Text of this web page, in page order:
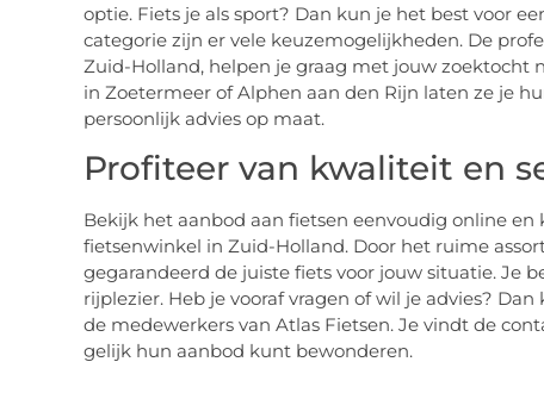
optie. Fiets je als sport? Dan kun je het best voor
categorie zijn er vele keuzemogelijkheden. De
Zuid-Holland, helpen je graag met jouw zoektocht
in Zoetermeer of Alphen aan den Rijn laten ze je
persoonlijk advies op maat.
Profiteer van kwaliteit en
Bekijk het aanbod aan fietsen eenvoudig online en
fietsenwinkel in Zuid-Holland. Door het ruime
gegarandeerd de juiste fiets voor jouw situatie. Je
rijplezier. Heb je vooraf vragen of wil je advies?
de medewerkers van Atlas Fietsen. Je vindt de
gelijk hun aanbod kunt bewonderen.